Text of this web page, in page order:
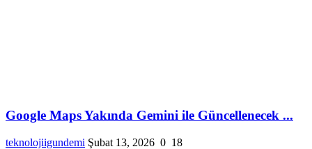
Google Maps Yakında Gemini ile Güncellenecek ...
teknolojiigundemi Şubat 13, 2026 0 18